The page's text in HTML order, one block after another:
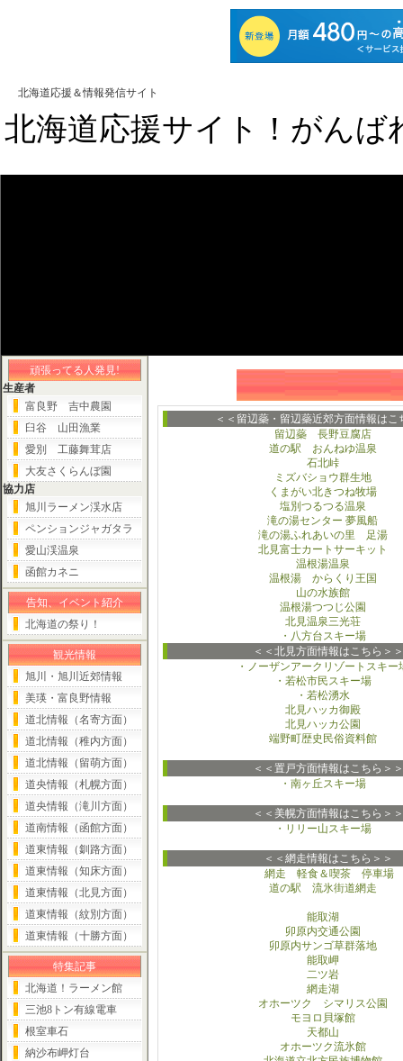
北海道応援＆情報発信サイト
北海道応援サイト！がんば
頑張ってる人発見!
生産者
富良野 吉中農園
臼谷 山田漁業
愛別 工藤舞茸店
大友さくらんぼ園
協力店
旭川ラーメン渓水店
ペンションジャガタラ
愛山渓温泉
函館カネニ
告知、イベント紹介
北海道の祭り！
観光情報
旭川・旭川近郊情報
美瑛・富良野情報
道北情報（名寄方面）
道北情報（稚内方面）
道北情報（留萌方面）
道央情報（札幌方面）
道央情報（滝川方面）
道南情報（函館方面）
道東情報（釧路方面）
道東情報（知床方面）
道東情報（北見方面）
道東情報（紋別方面）
道東情報（十勝方面）
特集記事
北海道！ラーメン館
三池8トン有線電車
根室車石
納沙布岬灯台
＜＜留辺蘂・留辺蘂近郊方面情報はこ
留辺蘂 長野豆腐店
道の駅 おんねゆ温泉
石北峠
ミズバショウ群生地
くまがい北きつね牧場
塩別つるつる温泉
滝の湯センター 夢風船
滝の湯ふれあいの里 足湯
北見富士カートサーキット
温根湯温泉
温根湯 からくり王国
山の水族館
温根湯つつじ公園
北見温泉三光荘
・八方台スキー場
＜＜北見方面情報はこちら＞＞
・ノーザンアークリゾートスキー
・若松市民スキー場
・若松湧水
北見ハッカ御殿
北見ハッカ公園
端野町歴史民俗資料館
＜＜置戸方面情報はこちら＞＞
・南ヶ丘スキー場
＜＜美幌方面情報はこちら＞＞
・リリー山スキー場
＜＜網走情報はこちら＞＞
網走 軽食＆喫茶 停車場
道の駅 流氷街道網走
能取湖
卯原内交通公園
卯原内サンゴ草群落地
能取岬
二ツ岩
網走湖
オホーツク シマリス公園
モヨロ貝塚館
天都山
オホーツク流氷館